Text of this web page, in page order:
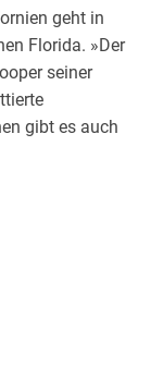
geht in
Florida. »Der
seiner
gibt es auch
dem
Mit
über den